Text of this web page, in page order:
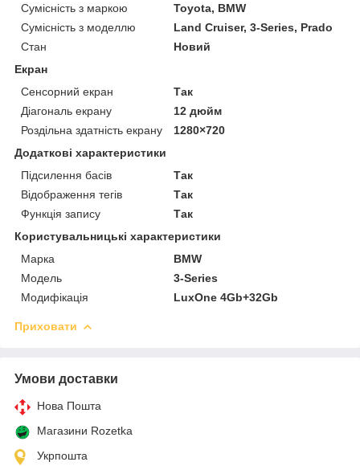
Сумісність з маркою
Toyota, BMW
Сумісність з моделлю
Land Cruiser, 3-Series, Prado
Стан
Новий
Екран
Сенсорний екран
Так
Діагональ екрану
12 дюйм
Роздільна здатність екрану
1280×720
Додаткові характеристики
Підсилення басів
Так
Відображення тегів
Так
Функція запису
Так
Користувальницькі характеристики
Марка
BMW
Мoдель
3-Series
Модифікація
LuxOne 4Gb+32Gb
Приховати
Умови доставки
Нова Пошта
Магазини Rozetka
Укрпошта